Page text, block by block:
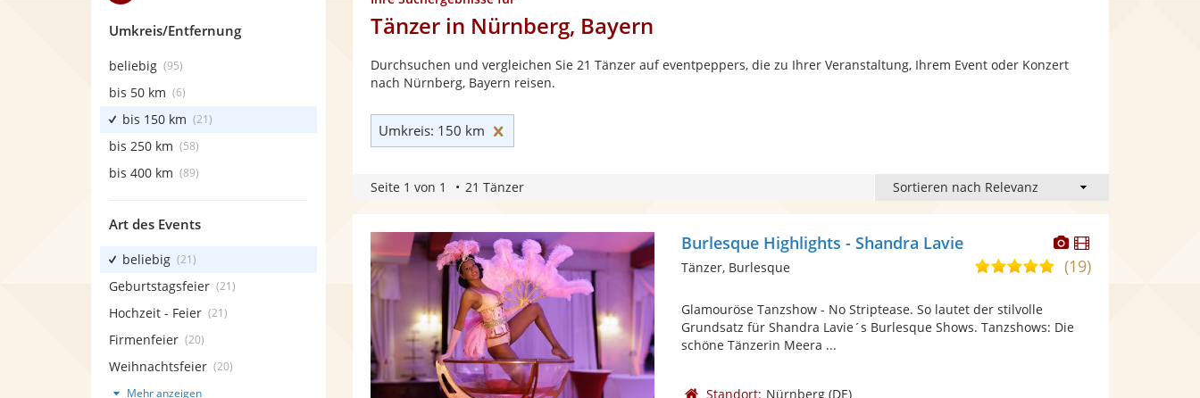
Tänzer in Nürnberg, Bayern
Durchsuchen und vergleichen Sie 21 Tänzer auf eventpeppers, die zu Ihrer Veranstaltung, Ihrem Event oder Konzert
nach Nürnberg, Bayern reisen.
Umkreis: 150 km
Seite 1 von 1 21 Tänzer
Dieser
Künstler
stellt
Dieser
Künstler
Burlesque Highlights - Shandra Lavie
5,0
Sternen
(19)
Tänzer, Burlesque
Glamouröse Tanzshow - No Striptease. So lautet der stilvolle
Grundsatz für Shandra Lavie´s Burlesque Shows. Tanzshows: Die
schöne Tänzerin Meera ...
Standort: Nürnberg(DE)
Umkreis/Entfernung
beliebig (95)
bis 50 km (6)
bis 150 km (21)
bis 250 km (58)
bis 400 km (89)
Art des Events
beliebig (21)
Geburtstagsfeier (21)
Hochzeit - Feier (21)
Firmenfeier (20)
Weihnachtsfeier (20)
Mehr anzeigen